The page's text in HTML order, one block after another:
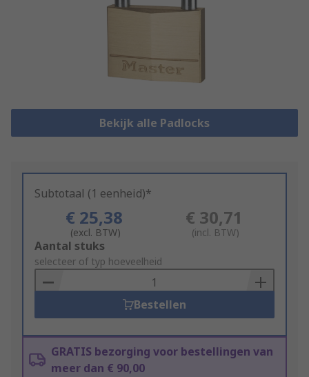
Bekijk alle Padlocks
Subtotaal (1 eenheid)*
€ 25,38
(excl. BTW)
€ 30,71
(incl. BTW)
Add
to
Basket
Aantal stuks
selecteer of typ hoeveelheid
Bestellen
GRATIS bezorging voor bestellingen van
meer dan € 90,00